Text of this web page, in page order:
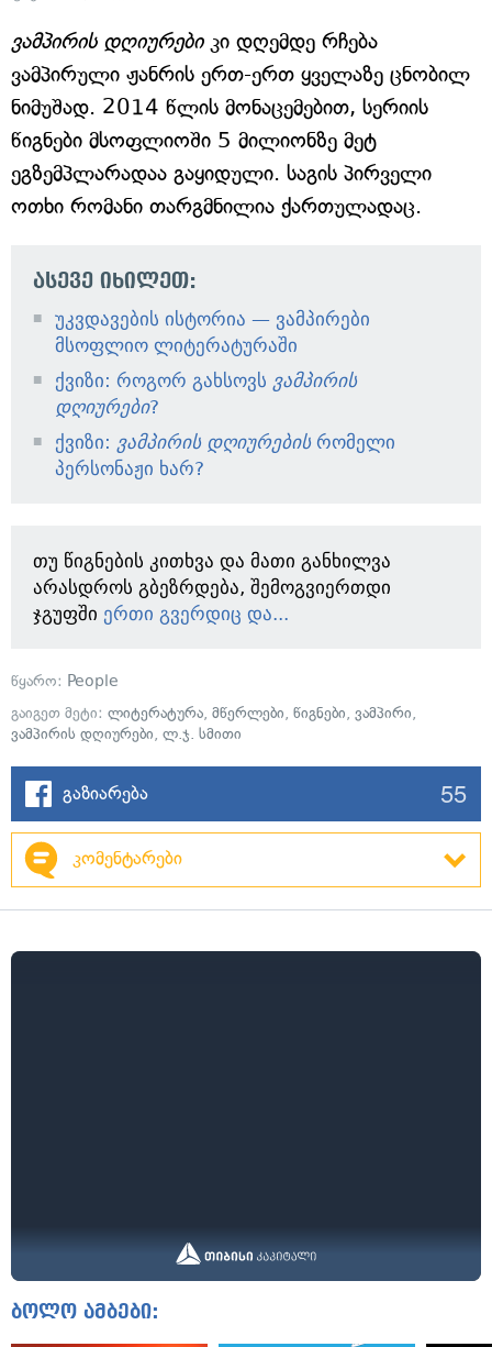
ვამპირის დღიურებიკი დღემდე რჩება
ვამპირული ჟანრის ერთ-ერთ ყველაზე ცნობილ
ნიმუშად. 2014 წლის მონაცემებით, სერიის
წიგნები მსოფლიოში 5 მილიონზე მეტ
ეგზემპლარადაა გაყიდული. საგის პირველი
ოთხი რომანი თარგმნილია ქართულადაც.
ასევე იხილეთ:
უკვდავების ისტორია — ვამპირები
მსოფლიო ლიტერატურაში
ქვიზი: როგორ გახსოვს ვამპირის
დღიურები?
ქვიზი: ვამპირის დღიურების რომელი
პერსონაჟი ხარ?
თუ წიგნების კითხვა და მათი განხილვა
არასდროს გბეზრდება, შემოგვიერთდი
ჯგუფში ერთი გვერდიც და...
წყარო: People
გაიგეთ მეტი: ლიტერატურა, მწერლები, წიგნები, ვამპირი,
ვამპირის დღიურები, ლ.ჯ. სმითი
გაზიარება 55
კომენტარები
ბოლო ამბები: